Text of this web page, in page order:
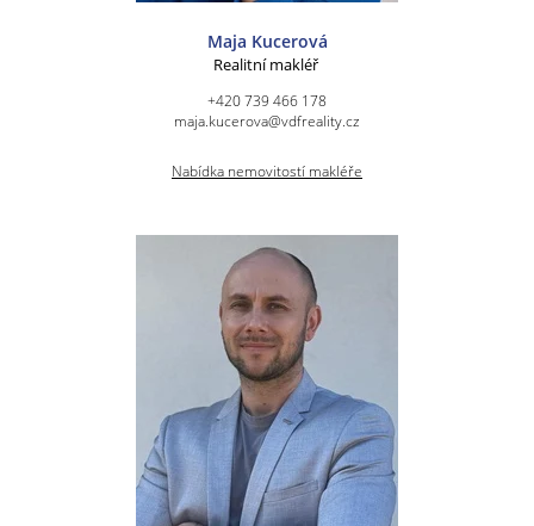
Maja Kucerová
Realitní makléř
+420 739 466 178
maja.kucerova@vdfreality.cz
Nabídka nemovitostí makléře